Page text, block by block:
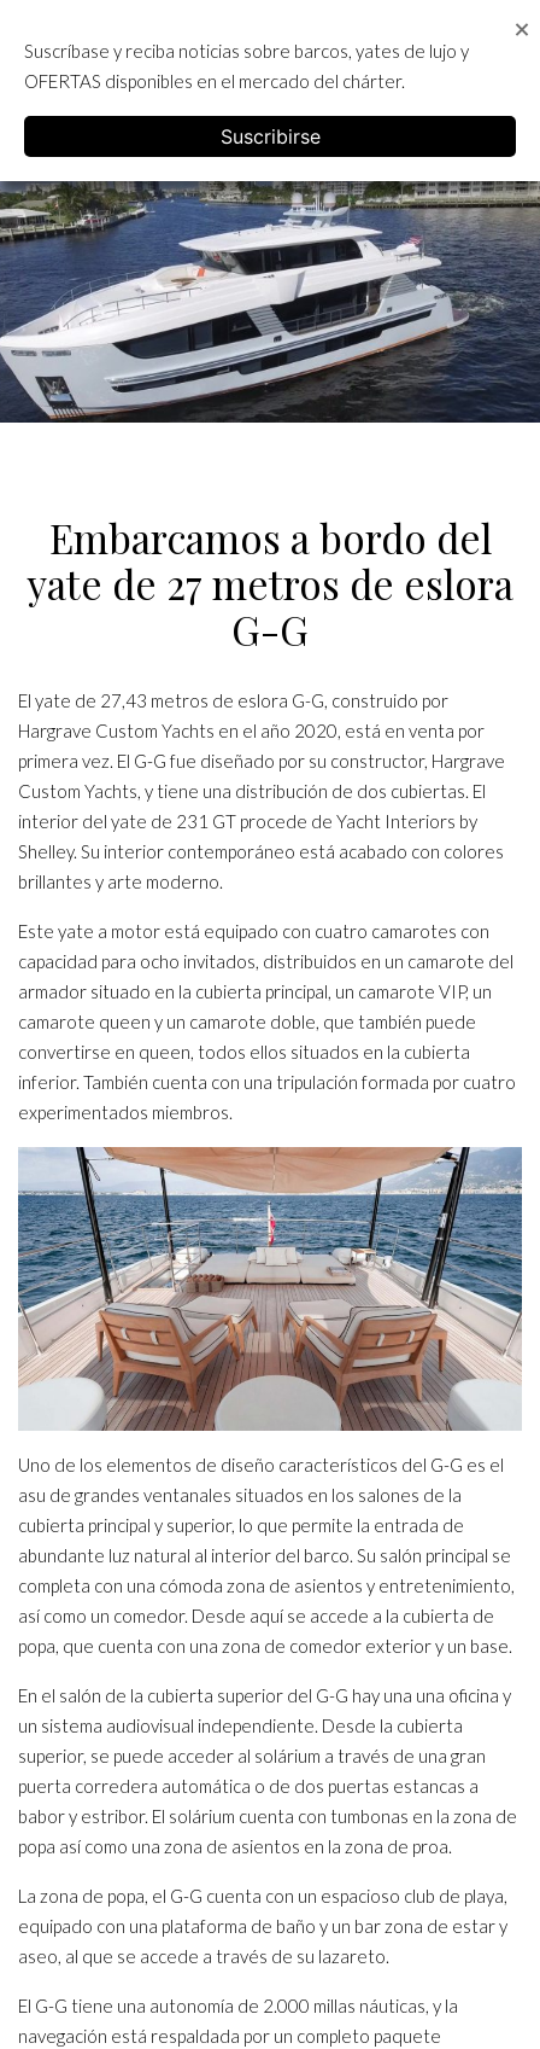
content
ALQUILER DE YATES EN IBIZA
Embarcamos a bordo del
yate de 27 metros de eslora
G-G
El yate de 27,43 metros de eslora G-G, construido por
Hargrave Custom Yachts en el año 2020, está en venta por
primera vez. El G-G fue diseñado por su constructor, Hargrave
Custom Yachts, y tiene una distribución de dos cubiertas. El
interior del yate de 231 GT procede de Yacht Interiors by
Shelley. Su interior contemporáneo está acabado con colores
brillantes y arte moderno.
Este yate a motor está equipado con cuatro camarotes con
capacidad para ocho invitados, distribuidos en un camarote del
armador situado en la cubierta principal, un camarote VIP, un
camarote queen y un camarote doble, que también puede
convertirse en queen, todos ellos situados en la cubierta
inferior. También cuenta con una tripulación formada por cuatro
experimentados miembros.
Uno de los elementos de diseño característicos del G-G es el
asu de grandes ventanales situados en los salones de la
cubierta principal y superior, lo que permite la entrada de
abundante luz natural al interior del barco. Su salón principal se
completa con una cómoda zona de asientos y entretenimiento,
así como un comedor. Desde aquí se accede a la cubierta de
popa, que cuenta con una zona de comedor exterior y un base.
En el salón de la cubierta superior del G-G hay una una oficina y
un sistema audiovisual independiente. Desde la cubierta
superior, se puede acceder al solárium a través de una gran
puerta corredera automática o de dos puertas estancas a
babor y estribor. El solárium cuenta con tumbonas en la zona de
popa así como una zona de asientos en la zona de proa.
La zona de popa, el G-G cuenta con un espacioso club de playa,
equipado con una plataforma de baño y un bar zona de estar y
aseo, al que se accede a través de su lazareto.
El G-G tiene una autonomía de 2.000 millas náuticas, y la
navegación está respaldada por un completo paquete
Suscríbase y reciba noticias sobre barcos, yates de lujo y
OFERTAS disponibles en el mercado del chárter.
Suscribirse